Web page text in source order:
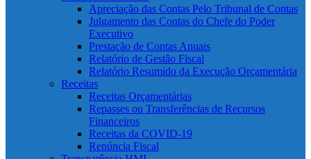
Apreciação das Contas Pelo Tribunal de Contas
Julgamento das Contas do Chefe do Poder
Executivo
Prestação de Contas Anuais
Relatório de Gestão Fiscal
Relatório Resumido da Execução Orçamentária
Receitas
Receitas Orçamentárias
Repasses ou Transferências de Recursos
Financeiros
Receitas da COVID-19
Renúncia Fiscal